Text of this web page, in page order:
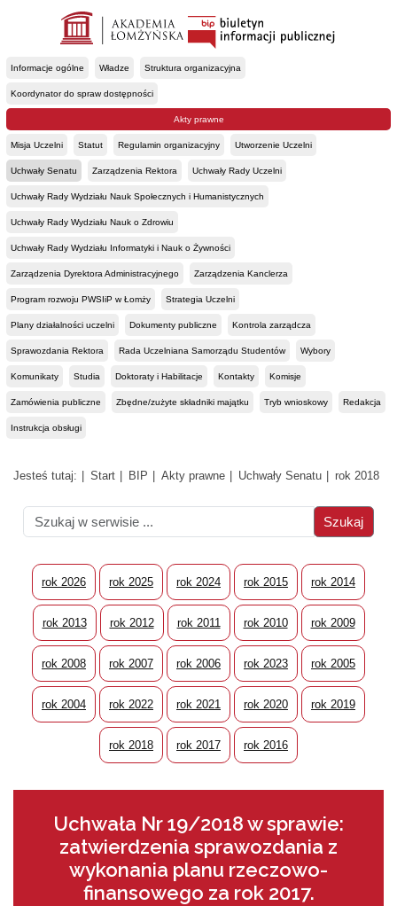
Informacje ogólne Władze Struktura organizacyjna
Koordynator do spraw dostępności
Akty prawne
Misja Uczelni Statut Regulamin organizacyjny Utworzenie Uczelni
Uchwały Senatu Zarządzenia Rektora Uchwały Rady Uczelni
Uchwały Rady Wydziału Nauk Społecznych i Humanistycznych
Uchwały Rady Wydziału Nauk o Zdrowiu
Uchwały Rady Wydziału Informatyki i Nauk o Żywności
Zarządzenia Dyrektora Administracyjnego Zarządzenia Kanclerza
Program rozwoju PWSIiP w Łomży Strategia Uczelni
Plany działalności uczelni Dokumenty publiczne Kontrola zarządcza
Sprawozdania Rektora Rada Uczelniana Samorządu Studentów Wybory
Komunikaty Studia Doktoraty i Habilitacje Kontakty Komisje
Zamówienia publiczne Zbędne/zużyte składniki majątku Tryb wnioskowy Redakcja
Instrukcja obsługi
Jesteś tutaj: Start BIP Akty prawne Uchwały Senatu rok 2018
rok 2026 rok 2025 rok 2024 rok 2015 rok 2014
rok 2013 rok 2012 rok 2011 rok 2010 rok 2009
rok 2008 rok 2007 rok 2006 rok 2023 rok 2005
rok 2004 rok 2022 rok 2021 rok 2020 rok 2019
rok 2018 rok 2017 rok 2016
Uchwała Nr 19/2018 w sprawie:
zatwierdzenia sprawozdania z
wykonania planu rzeczowo-
finansowego za rok 2017.